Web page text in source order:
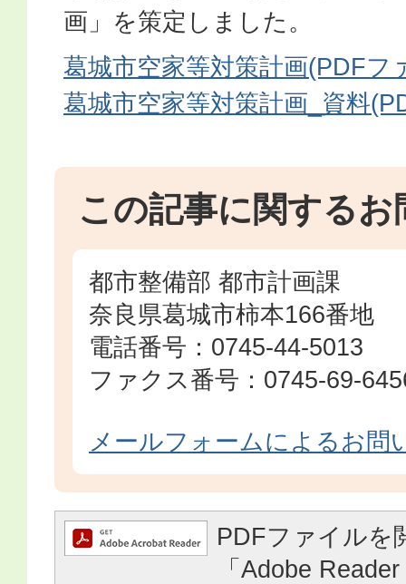
画」を策定しました。
葛城市空家等対策計画(PDFフ
葛城市空家等対策計画_資料
この記事に関するお
都市整備部 都市計画課
奈良県葛城市柿本166番地
電話番号：0745-44-5013
ファクス番号：0745-69-
メールフォームによるお問
PDFファイルを
「Adobe